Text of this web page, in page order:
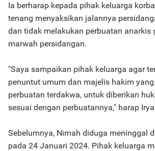
Ia berharap kepada pihak keluarga
tenang menyaksikan jalannya
dan tidak melakukan perbuatan anarkis
marwah persidangan.
"Saya sampaikan pihak keluarga agar
penuntut umum dan majelis hakim
perbuatan terdakwa, untuk diberikan
sesuai dengan perbuatannya," harap
Sebelumnya, Nimah diduga meninggal
pada 24 Januari 2024. Pihak keluarga